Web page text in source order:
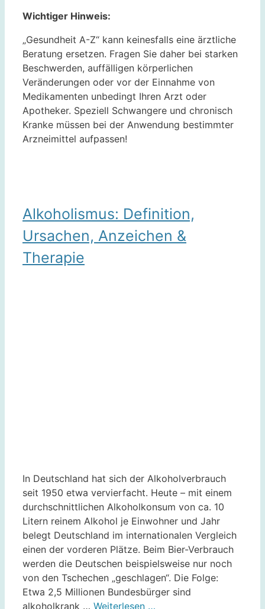
Wichtiger Hinweis:
„Gesundheit A-Z“ kann keinesfalls eine ärztliche
Beratung ersetzen. Fragen Sie daher bei starken
Beschwerden, auffälligen körperlichen
Veränderungen oder vor der Einnahme von
Medikamenten unbedingt Ihren Arzt oder
Apotheker. Speziell Schwangere und chronisch
Kranke müssen bei der Anwendung bestimmter
Arzneimittel aufpassen!
Alkoholismus: Definition,
Ursachen, Anzeichen &
Therapie
In Deutschland hat sich der Alkoholverbrauch
seit 1950 etwa vervierfacht. Heute – mit einem
durchschnittlichen Alkoholkonsum von ca. 10
Litern reinem Alkohol je Einwohner und Jahr
belegt Deutschland im internationalen Vergleich
einen der vorderen Plätze. Beim Bier-Verbrauch
werden die Deutschen beispielsweise nur noch
von den Tschechen „geschlagen“. Die Folge:
Etwa 2,5 Millionen Bundesbürger sind
alkoholkrank … Weiterlesen …